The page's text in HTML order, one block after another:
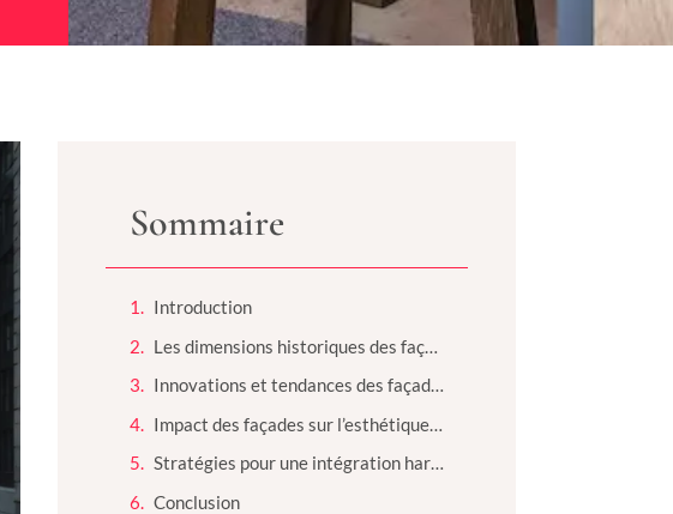
Sommaire
Introduction
Les dimensions historiques des façades urbaines
Innovations et tendances des façades modernes
Impact des façades sur l’esthétique et la dynamique urbaine
Stratégies pour une intégration harmonieuse
Conclusion